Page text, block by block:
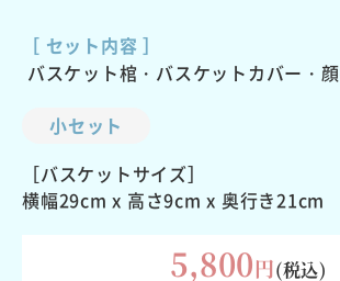
［ セット内容 ］
バスケット棺・バスケットカバー・
小セット
［バスケットサイズ］
横幅29cm x 高さ9cm x 奥行き21cm
5,800円(税込)